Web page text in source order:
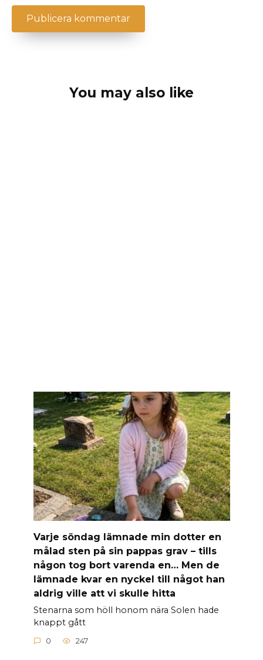
You may also like
Varje söndag lämnade min dotter en
målad sten på sin pappas grav – tills
någon tog bort varenda en… Men de
lämnade kvar en nyckel till något han
aldrig ville att vi skulle hitta
Stenarna som höll honom nära Solen hade
knappt gått
0 247